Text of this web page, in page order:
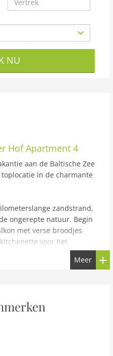
NU
Hof Apartment 4
aan de Baltische Zee
in de charmante
zandstrand,
ongerepte natuur. Begin
met verse broodjes
voor het
is beschikbaar in het
in de flat is net zo
je vakantie nergens
buiten, die
De afsluitbare
Meer